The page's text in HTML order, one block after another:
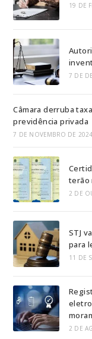
19 DE
7 DE
Câmara derruba
previdência privada
7 DE NOVEMBRO DE 2024
terão
2 DE
STJ
para
11 DE
2 DE